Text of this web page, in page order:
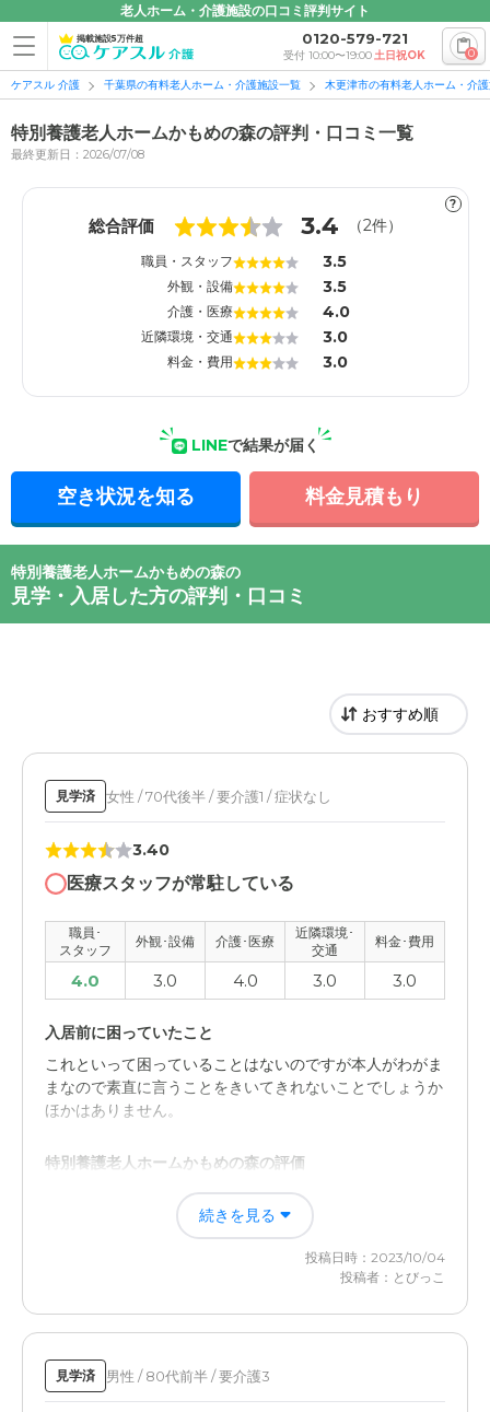
老人ホーム・介護施設の口コミ評判サイト
掲載施設5万件超 0120-579-721
受付 10:00〜19:00土日祝OK 0
ケアスル 介護 千葉県の有料老人ホーム・介護施設一覧 木更津市の有料老人ホーム・介
特別養護老人ホームかもめの森の評判・口コミ一覧
最終更新日：2026/07/08
?
総合評価 3.4 （2件）
職員・スタッフ 3.5
外観・設備 3.5
介護・医療 4.0
近隣環境・交通 3.0
料金・費用 3.0
LINEで結果が届く
空き状況を知る 料金見積もり
特別養護老人ホームかもめの森の
見学・入居した方の評判・口コミ
見学済 女性 / 70代後半 / 要介護1 / 症状なし
3.40
医療スタッフが常駐している
職員･
スタッフ
外観･設備 介護･医療
近隣環境･
交通
料金･費用
4.0 3.0 4.0 3.0 3.0
入居前に困っていたこと
これといって困っていることはないのですが本人がわがま
まなので素直に言うことをきいてきれないことでしょうか
ほかはありません。
特別養護老人ホームかもめの森の評価
環境や立地はいい場所だと思いました、スタッフの方が親
切で優しい方ばかりだったのが良いポイントかと思いまし
た。
続きを見る
投稿日時：2023/10/04
投稿者：とびっこ
見学済 男性 / 80代前半 / 要介護3